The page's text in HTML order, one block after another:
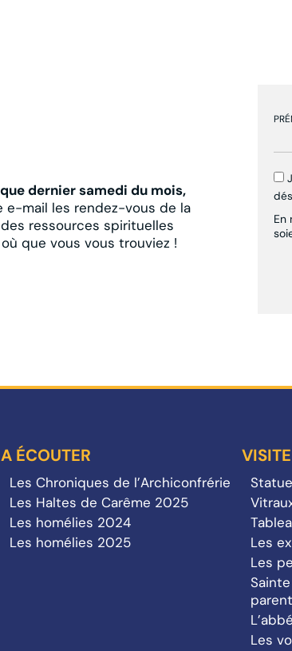
dernier samedi du mois,
mail les rendez-vous de la
ressources spirituelles
que vous vous trouviez !
En
A ÉCOUTER
Les Chroniques de l’Archiconfrérie
Les Haltes de Carême 2025
Les homélies 2024
Les homélies 2025
Les
Les
Les